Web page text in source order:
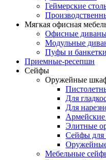
Геймерские
Мягкая офисная
Офисные
Модульные
Пуфы и банкетки
Приемные-ресепшн
Сейфы
Оружейные
Для
Для
Элитные
Сейфы для
Мебельные